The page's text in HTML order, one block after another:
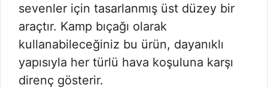
sevenler için tasarlanmış üst düzey bir
araçtır. Kamp bıçağı olarak
kullanabileceğiniz bu ürün, dayanıklı
yapısıyla her türlü hava koşuluna karşı
direnç gösterir.